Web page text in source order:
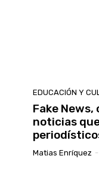
EDUCACIÓN Y
Fake News,
noticias
Matias Enríquez -